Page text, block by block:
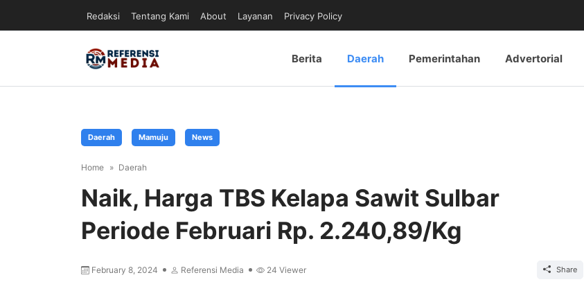
Redaksi Tentang Kami About Layanan Privacy Policy
Berita Daerah Pemerintahan Advertorial
Daerah Mamuju News
Home Daerah
Naik, Harga TBS Kelapa Sawit Sulbar
Periode Februari Rp. 2.240,89/Kg
February 8, 2024 Referensi Media 24 Viewer Share